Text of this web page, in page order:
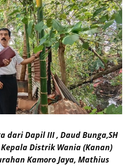
dari Dapil III , Daud Bunga,SH
Distrik Wania (Kanan)
Kamoro Jaya, Mathius